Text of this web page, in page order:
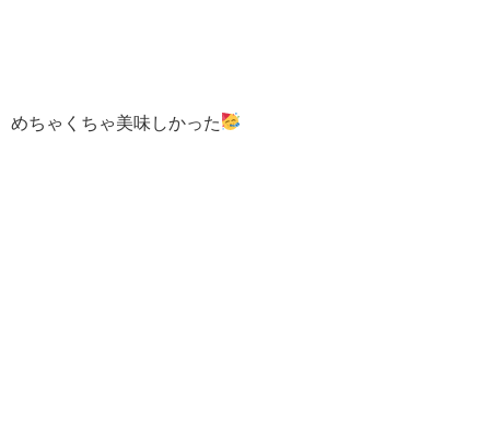
めちゃくちゃ美味しかった